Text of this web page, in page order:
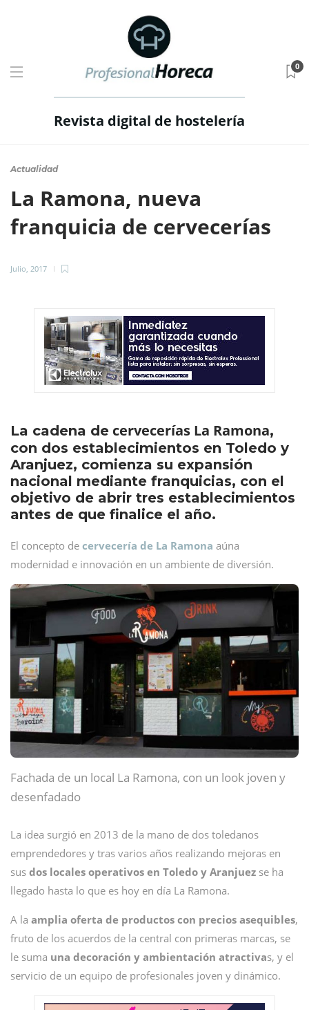
Revista digital de hostelería
0
Actualidad
La Ramona, nueva
franquicia de cervecerías
Julio, 2017
La cadena de cervecerías La Ramona,
con dos establecimientos en Toledo y
Aranjuez, comienza su expansión
nacional mediante franquicias, con el
objetivo de abrir tres establecimientos
antes de que finalice el año.
El concepto de cervecería de La Ramona aúna
modernidad e innovación en un ambiente de diversión.
Fachada de un local La Ramona, con un look joven y
desenfadado
La idea surgió en 2013 de la mano de dos toledanos
emprendedores y tras varios años realizando mejoras en
sus dos locales operativos en Toledo y Aranjuez se ha
llegado hasta lo que es hoy en día La Ramona.
A la amplia oferta de productos con precios asequibles,
fruto de los acuerdos de la central con primeras marcas, se
le suma una decoración y ambientación atractivas, y el
servicio de un equipo de profesionales joven y dinámico.